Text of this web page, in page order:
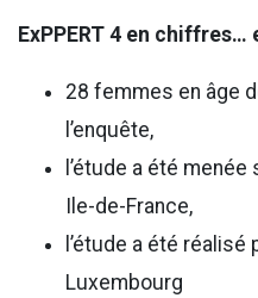
ExPPERT 4 en chiffres…
28 femmes en âge
l’enquête,
l’étude a été
Ile-de-France,
l’étude a été
Luxembourg